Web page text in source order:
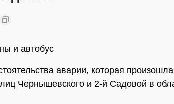
и автобус
аварии, которая произошла
Чернышевского и 2-й Садовой в